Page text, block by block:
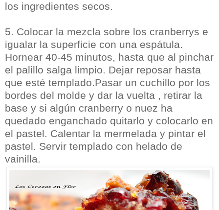
los ingredientes secos.
5. Colocar la mezcla sobre los cranberrys e
igualar la superficie con una espátula.
Hornear 40-45 minutos, hasta que al pinchar
el palillo salga limpio. Dejar reposar hasta
que esté templado.Pasar un cuchillo por los
bordes del molde y dar la vuelta , retirar la
base y si algún cranberry o nuez ha
quedado enganchado quitarlo y colocarlo en
el pastel. Calentar la mermelada y pintar el
pastel. Servir templado con helado de
vainilla.